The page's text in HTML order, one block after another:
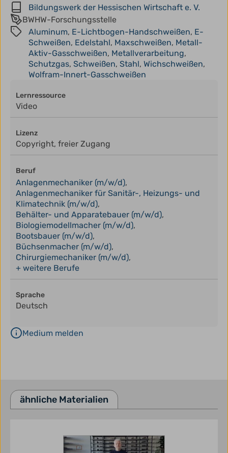
Bildungswerk der Hessischen Wirtschaft e. V.
BWHW-Forschungsstelle
Aluminum, E-Lichtbogen-Handschweißen, E-
Schweißen, Edelstahl, Maxschweißen, Metall-
Aktiv-Gasschweißen, Metallverarbeitung,
Schutzgas, Schweißen, Stahl, Wichschweißen,
Wolfram-Innert-Gasschweißen
Lernressource
Video
Lizenz
Copyright, freier Zugang
Beruf
Anlagenmechaniker (m/w/d),
Anlagenmechaniker für Sanitär-, Heizungs- und
Klimatechnik (m/w/d),
Behälter- und Apparatebauer (m/w/d),
Biologiemodellmacher (m/w/d),
Bootsbauer (m/w/d),
Büchsenmacher (m/w/d),
Chirurgiemechaniker (m/w/d),
+ weitere Berufe
Sprache
Deutsch
Medium melden
ähnliche Materialien